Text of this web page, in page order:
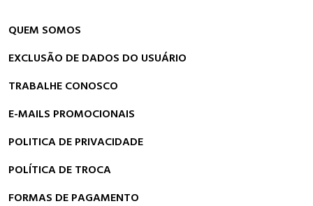
QUEM SOMOS
EXCLUSÃO DE DADOS DO USUÁRIO
TRABALHE CONOSCO
E-MAILS PROMOCIONAIS
POLITICA DE PRIVACIDADE
POLÍTICA DE TROCA
FORMAS DE PAGAMENTO